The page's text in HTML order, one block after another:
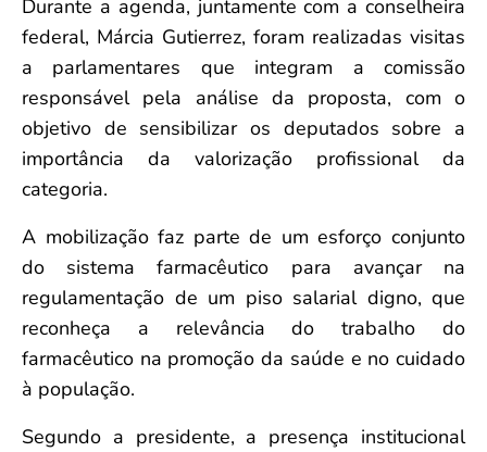
Durante a agenda, juntamente com a conselheira
federal, Márcia Gutierrez, foram realizadas visitas
a parlamentares que integram a comissão
responsável pela análise da proposta, com o
objetivo de sensibilizar os deputados sobre a
importância da valorização profissional da
categoria.
A mobilização faz parte de um esforço conjunto
do sistema farmacêutico para avançar na
regulamentação de um piso salarial digno, que
reconheça a relevância do trabalho do
farmacêutico na promoção da saúde e no cuidado
à população.
Segundo a presidente, a presença institucional